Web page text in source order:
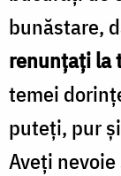
bunăstare,
renunţaţi la
temei
puteţi, pur
Aveţi